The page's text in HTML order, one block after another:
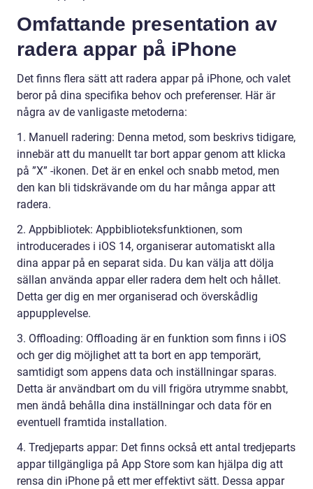
Omfattande presentation av
radera appar på iPhone
Det finns flera sätt att radera appar på iPhone, och valet
beror på dina specifika behov och preferenser. Här är
några av de vanligaste metoderna:
1. Manuell radering: Denna metod, som beskrivs tidigare,
innebär att du manuellt tar bort appar genom att klicka
på ”X” -ikonen. Det är en enkel och snabb metod, men
den kan bli tidskrävande om du har många appar att
radera.
2. Appbibliotek: Appbiblioteksfunktionen, som
introducerades i iOS 14, organiserar automatiskt alla
dina appar på en separat sida. Du kan välja att dölja
sällan använda appar eller radera dem helt och hållet.
Detta ger dig en mer organiserad och överskådlig
appupplevelse.
3. Offloading: Offloading är en funktion som finns i iOS
och ger dig möjlighet att ta bort en app temporärt,
samtidigt som appens data och inställningar sparas.
Detta är användbart om du vill frigöra utrymme snabbt,
men ändå behålla dina inställningar och data för en
eventuell framtida installation.
4. Tredjeparts appar: Det finns också ett antal tredjeparts
appar tillgängliga på App Store som kan hjälpa dig att
rensa din iPhone på ett mer effektivt sätt. Dessa appar